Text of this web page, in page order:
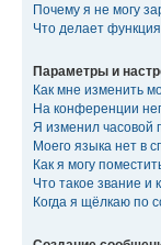
Почему я не могу
Что делает
Параметры и
Как мне изменить
На конференции
Я изменил часовой
Моего языка нет в
Как я могу
Что такое звание и
Когда я щёлкаю по